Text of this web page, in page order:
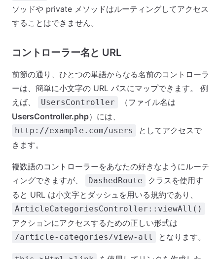
ソッドや private メソッドはルーティングしてアクセス
することはできません。
コントローラー名と URL
前節の通り、ひとつの単語からなる名前のコントローラ
ーは、簡単に小文字の URL パスにマップできます。 例
えば、
UsersController
（ファイル名は
UsersController.php）には、
http://example.com/users
としてアクセスで
きます。
複数語のコントローラーをあなたの好きなようにルーテ
ィングできますが、
DashedRoute
クラスを使用す
ると URL は小文字とダッシュを用いる規約であり、
ArticleCategoriesController::viewAll()
アクションにアクセスするための正しい形式は
/article-categories/view-all となります。